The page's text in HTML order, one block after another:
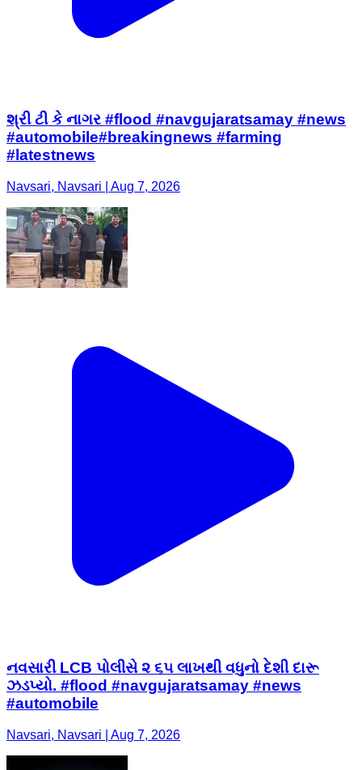
શ્રી ટી કે નાગર #flood #navgujaratsamay #news
#automobile#breakingnews #farming
#latestnews
Navsari, Navsari | Aug 7, 2026
નવસારી LCB પોલીસે ૨ ૬૫ લાખથી વધુનો દેશી દારૂ
ઝડપ્યો. #flood #navgujaratsamay #news
#automobile
Navsari, Navsari | Aug 7, 2026